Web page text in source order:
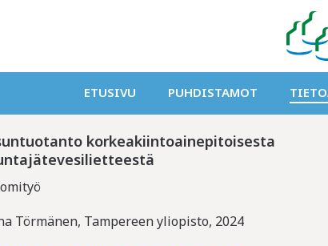
ETUSIVU PUHDISTAMOT
ja -
korkeakiintoainepitoisesta
Törmänen, Tampereen yliopisto, 2024